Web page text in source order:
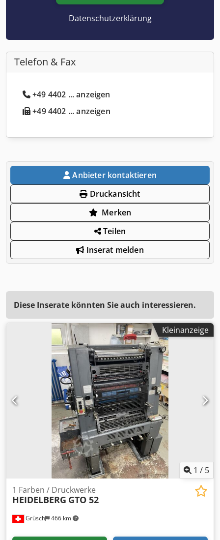
Datenschutzerklärung
Telefon & Fax
+49 4402 ... anzeigen
+49 4402 ... anzeigen
Anbieter kontaktieren
Druckansicht
Merken
Teilen
Inserat melden
Diese Inserate könnten Sie auch interessieren.
Kleinanzeige
1 / 5
Grüsch 466 km
1 Farben / Druckwerke
HEIDELBERG GTO 52